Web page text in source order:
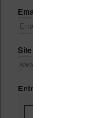
Email *
Site Internet
Entrez le code de